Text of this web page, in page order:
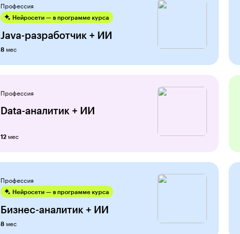
Профессия
Нейросети — в программе курса
Java-разработчик + ИИ
8 мес
Профессия
Data-аналитик + ИИ
12 мес
Профессия
Нейросети — в программе курса
Бизнес-аналитик + ИИ
8 мес